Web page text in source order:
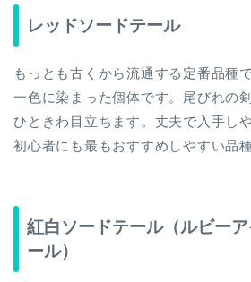
レッドソードテール
もっとも古くから流通する定番品種
一色に染まった個体です。尾びれの
ひときわ目立ちます。丈夫で入手し
初心者にも最もおすすめしやすい品種
紅白ソードテール（ルビー
ール）